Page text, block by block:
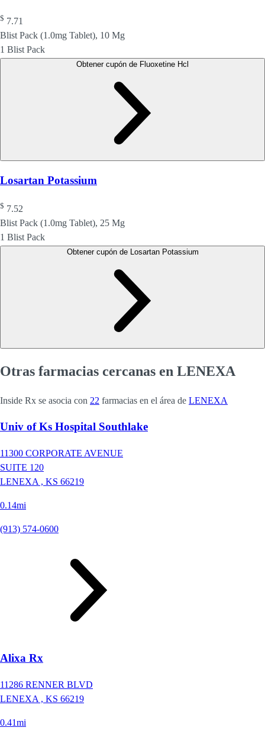
$ 7.71
Blist Pack (1.0mg Tablet), 10 Mg
1 Blist Pack
Losartan Potassium
$ 7.52
Blist Pack (1.0mg Tablet), 25 Mg
1 Blist Pack
Otras farmacias cercanas en LENEXA
Inside Rx se asocia con 22 farmacias en el área de LENEXA
Univ of Ks Hospital Southlake
11300 CORPORATE AVENUE
SUITE 120
LENEXA , KS 66219
0.14mi
(913) 574-0600
Alixa Rx
11286 RENNER BLVD
LENEXA , KS 66219
0.41mi